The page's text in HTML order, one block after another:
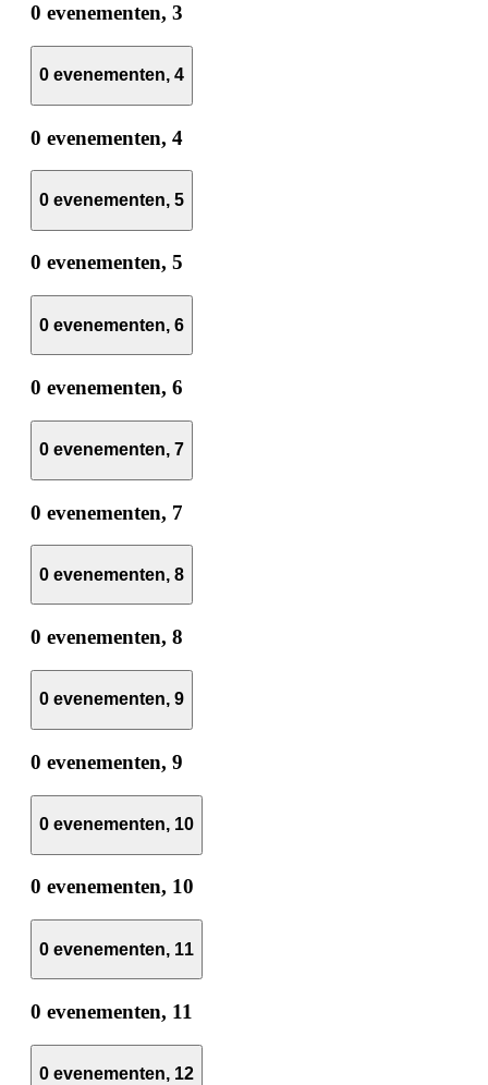
0 evenementen, 3
0 evenementen, 4
0 evenementen, 4
0 evenementen, 5
0 evenementen, 5
0 evenementen, 6
0 evenementen, 6
0 evenementen, 7
0 evenementen, 7
0 evenementen, 8
0 evenementen, 8
0 evenementen, 9
0 evenementen, 9
0 evenementen, 10
0 evenementen, 10
0 evenementen, 11
0 evenementen, 11
0 evenementen, 12